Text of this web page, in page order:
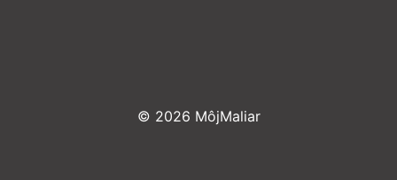
© 2026 MôjMaliar